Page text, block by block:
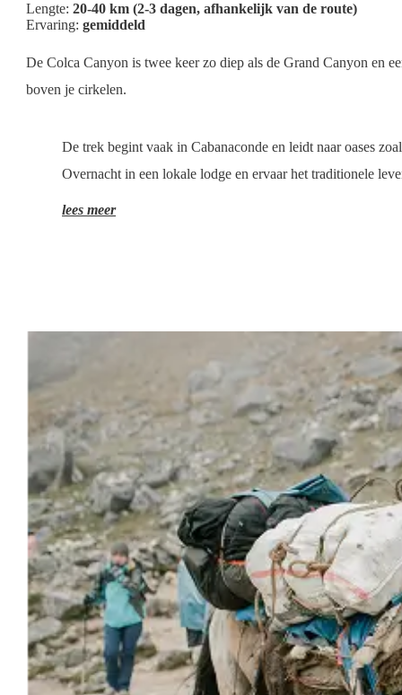
Lengte: 20-40 km (2-3 dagen, afhankelijk van de route)
Ervaring: gemiddeld
De Colca Canyon is twee keer zo diep als de Grand Canyon en
boven je cirkelen.
lees meer
De trek begint vaak in Cabanaconde en leidt naar oases
Overnacht in een lokale lodge en ervaar het traditionele